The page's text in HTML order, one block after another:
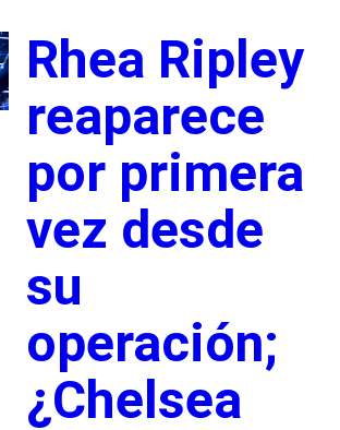
Rhea Ripley
reaparece
por primera
vez desde
su
operación;
¿Chelsea